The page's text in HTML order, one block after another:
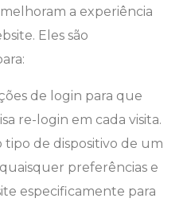
a experiência
Eles são
de login para que
re-login em cada visita.
de dispositivo de um
preferências e
especificamente para